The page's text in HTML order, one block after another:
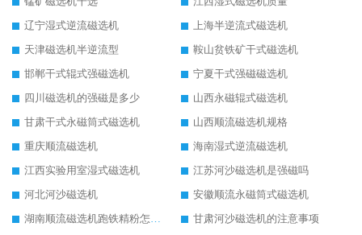
辽宁湿式逆流磁选机
上海半逆流式磁选机
天津磁选机半逆流型
鞍山贫铁矿干式磁选机
邯郸干式辊式强磁选机
宁夏干式强磁磁选机
四川磁选机的强磁是多少
山西永磁辊式磁选机
甘肃干式永磁筒式磁选机
山西顺流磁选机规格
重庆顺流磁选机
海南湿式逆流磁选机
江西实验用室湿式磁选机
江苏河沙磁选机是强磁吗
河北河沙磁选机
安徽顺流永磁筒式磁选机
湖南顺流磁选机跑铁精粉怎么处理
甘肃河沙磁选机的注意事项